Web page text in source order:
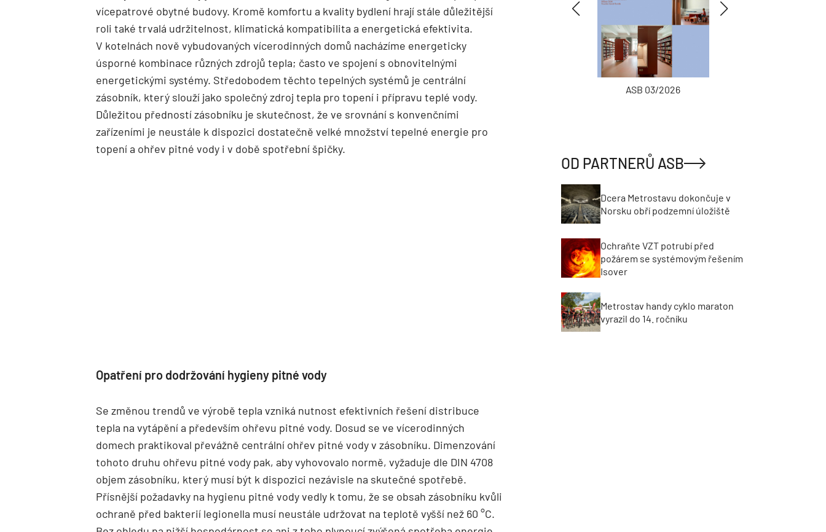
vícepatrové obytné budovy. Kromě komfortu a kvality bydlení hrají stále důležitější
roli také trvalá udržitelnost, klimatická kompatibilita a energetická efektivita.
V kotelnách nově vybudovaných vícerodinných domů nacházíme energeticky
úsporné kombinace různých zdrojů tepla; často ve spojení s obnovitelnými
energetickými systémy. Středobodem těchto tepelných systémů je centrální
zásobník, který slouží jako společný zdroj tepla pro topení i přípravu teplé vody.
Důležitou předností zásobníku je skutečnost, že ve srovnání s konvenčními
zařízeními je neustále k dispozici dostatečně velké množství tepelné energie pro
topení a ohřev pitné vody i v době spotřební špičky.
Opatření pro dodržování hygieny pitné vody
Se změnou trendů ve výrobě tepla vzniká nutnost efektivních řešení distribuce
tepla na vytápění a především ohřevu pitné vody. Dosud se ve vícerodinných
domech praktikoval převážně centrální ohřev pitné vody v zásobníku. Dimenzování
tohoto druhu ohřevu pitné vody pak, aby vyhovovalo normě, vyžaduje dle DIN 4708
objem zásobníku, který musí být k dispozici nezávisle na skutečné spotřebě.
Přísnější požadavky na hygienu pitné vody vedly k tomu, že se obsah zásobníku kvůli
ochraně před bakterií legionella musí neustále udržovat na teplotě vyšší než 60 °C.
TZB HAUSTECHNIK 02/2026 ASB 03/2026
OD PARTNERŮ ASB
Dcera Metrostavu dokončuje v
Norsku obří podzemní úložiště
Ochraňte VZT potrubí před
požárem se systémovým řešením
Isover
Metrostav handy cyklo maraton
vyrazil do 14. ročníku